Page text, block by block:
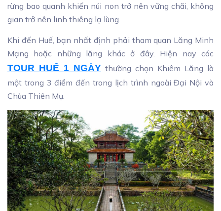
rừng bao quanh khiến núi non trở nên vững chãi, không
gian trở nên linh thiêng lạ lùng.
Khi đến Huế, bạn nhất định phải tham quan Lăng Minh
Mạng hoặc những lăng khác ở đây. Hiện nay các
TOUR HUẾ 1 NGÀY thường chọn Khiêm Lăng là
một trong 3 điểm đến trong lịch trình ngoài Đại Nội và
Chùa Thiên Mụ.